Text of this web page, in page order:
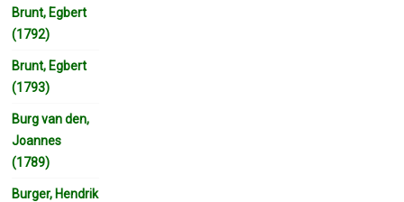
Brunt, Egbert
(1792)
Brunt, Egbert
(1793)
Burg van den,
Joannes
(1789)
Burger, Hendrik